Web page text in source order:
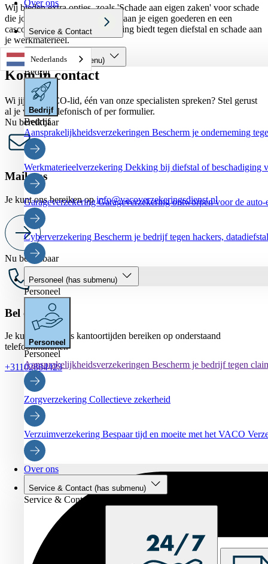
Over ons
Service & Contact
Nederlands
Bedrijf (has submenu)
Bedrijf
Bedrijf
Bedrijf
Aansprakelijkheidsverzekeringen Bescherm je onderneming
Werkmaterieelverzekering Dekking bij diefstal of beschadiging
GarageverzekeringGarageverzekering ontworpen voor de
Cyberverzekering Bescherm je bedrijf tegen hackers,
Personeel (has submenu)
Personeel
Personeel
Personeel
Aansprakelijkheidsverzekeringen Bescherm je bedrijf tegen
Zorgverzekering Collectieve zekerheid
Verzuimverzekering Bespaar tijd en moeite met het VACO
Over ons
Service & Contact (has submenu)
Service & Contact
Wij bieden extra opties, zoals 'Schade aan eigen zaken' voor schade
die jouw materieel veroorzaakt aan je eigen goederen en een
cascoverzekering die bescherming biedt tegen diefstal en schade aan
je werkmaterieel.
Kom in contact
Wi jij als VACO-lid, één van onze specialisten spreken? Stel gerust
al je vragen telefonisch of per formulier.
Nu bereikbaar
Mail ons
Je kunt ons bereiken opinfo@vacoverzekeringsdienst.nl
Nu bereikbaar
Bel ons
Je kunt ons tijdens kantoortijden bereiken op onderstaand
telefoonnummer.
+31102884423